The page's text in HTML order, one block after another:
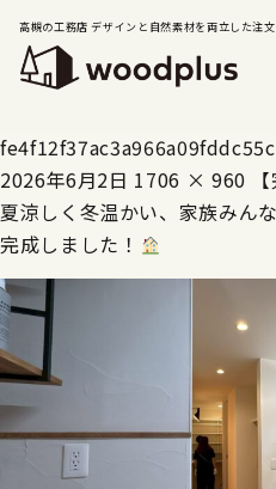
高槻の工務店 デザインと自然素材を両立した注
2026年6月2日 1706 × 960
夏涼しく冬温かい、家族みん
完成しました！